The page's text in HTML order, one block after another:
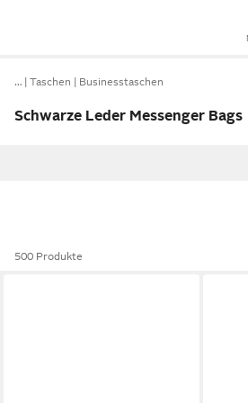
… Taschen Businesstaschen
Schwarze Leder Messenger Bags
500 Produkte